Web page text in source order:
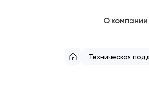
О компании
Техническая